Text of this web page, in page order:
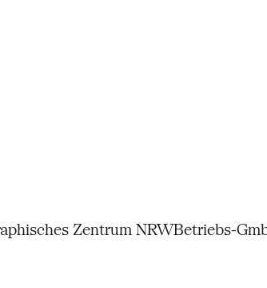
Zentrum NRWBetriebs-